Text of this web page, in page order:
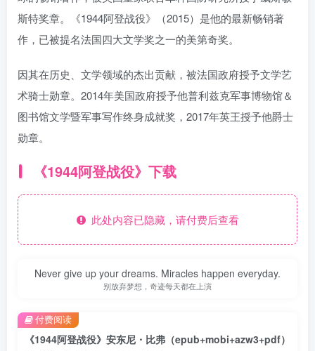
斯特奖章。《1944阿登战役》（2015）是他的最新畅销著
作，已被提名法国四大文学奖之一的美第奇奖。
因其在历史、文学领域的杰出贡献，被法国政府授予文学艺
术骑士勋章。2014年美国政府授予他普利兹克军事博物馆＆
图书馆文学暨军事写作终身成就奖，2017年英王授予他爵士
勋章。
《1944阿登战役》下载
此处内容已隐藏，请付费后查看
Never give up your dreams. Miracles happen everyday.
别放弃梦想，奇迹每天都在上演
《1944阿登战役》安东尼・比弗（epub+mobi+azw3+pdf）
付费阅读